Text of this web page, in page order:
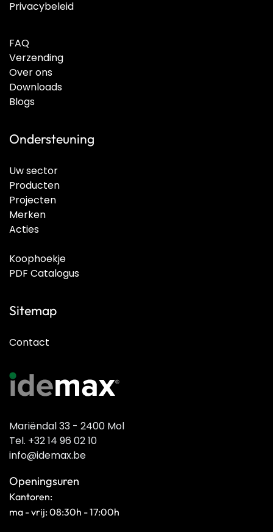
Privacybeleid
FAQ
Verzending
Over ons
Downloads
Blogs
Ondersteuning
Uw sector
Producten
Projecten
Merken
Acties
Koophoekje
PDF Catalogus
Sitemap
Contact
Mariëndal 33 - 2400 Mol
Tel. +32 14 96 02 10
info@idemax.be
Openingsuren
Kantoren:
ma - vrij: 08:30h - 17:00h